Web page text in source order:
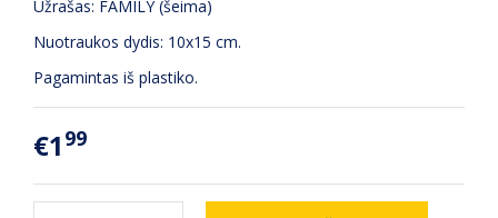
Užrašas: FAMILY (šeima)
Nuotraukos dydis: 10x15 cm.
Pagamintas iš plastiko.
€1 99